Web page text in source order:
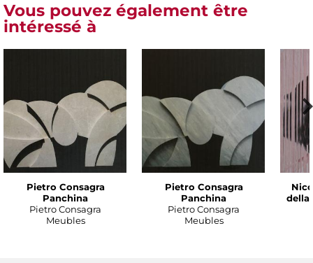
Vous pouvez également être
intéressé à
Pietro Consagra
Panchina
Pietro Consagra
Meubles
Pietro Consagra
Panchina
Pietro Consagra
Meubles
della